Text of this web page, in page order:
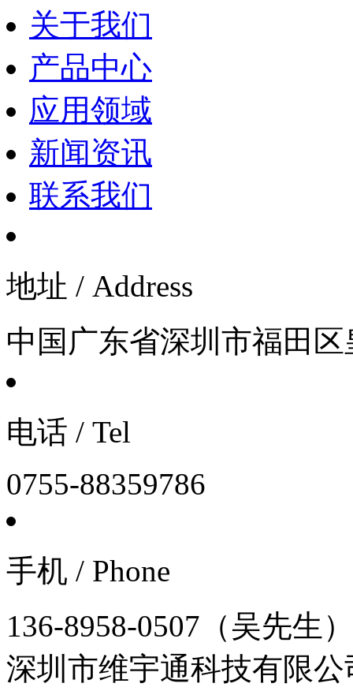
关于我们
产品中心
应用领域
新闻资讯
联系我们
地址 / Address
中国广东省深圳市福田
电话 / Tel
0755-88359786
手机 / Phone
136-8958-0507（吴先生）
深圳市维宇通科技有